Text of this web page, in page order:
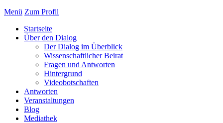
Menü Zum Pro­fil
Start­sei­te
Über den Dia­log
Der Dia­log im Über­blick
Wis­sen­schaft­li­cher Bei­rat
Fra­gen und Ant­wor­ten
Hin­ter­grund
Vi­deo­bot­schaf­ten
Antworten
Veranstaltungen
Blog
Mediathek